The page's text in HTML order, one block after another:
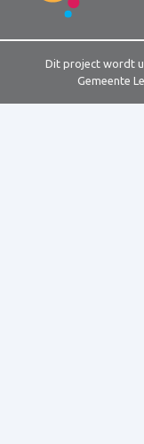
Dit project wordt
Gemeente